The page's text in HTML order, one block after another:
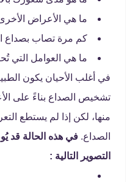
ما هي الأعراض
كم مرة تصاب بصداع
ما هي العوامل التي
في أغلب الأحيان يكون
تشخيص الصداع بناءً على
منها، لكن إذا لم يستطع
الصداع. في هذه الحالة قد
التصوير التالية :